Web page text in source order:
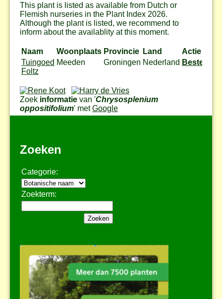
This plant is listed as available from Dutch or
Flemish nurseries in the Plant Index 2026.
Although the plant is listed, we recommend to
inform about the availablity at this moment.
Naam Woonplaats Provincie Land
Actie
Tuingoed
Foltz
Meeden Groningen Nederland Bestel
Zoek informatie van 'Chrysosplenium
oppositifolium' metGoogle
Zoeken
Categorie:
Zoekterm: